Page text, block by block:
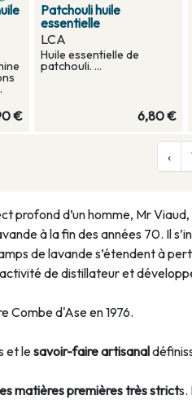
€
Patchouli huile
essentielle
LCA
Huile essentielle de
patchouli. ...
6,80 €
‹
profond d’un homme, Mr
à la fin des années 70. Il
de lavande s’étendent à
de distillateur et
Combe d'Ase en 1976.
et lesavoir-faire artisanal
matières premières très stricts.